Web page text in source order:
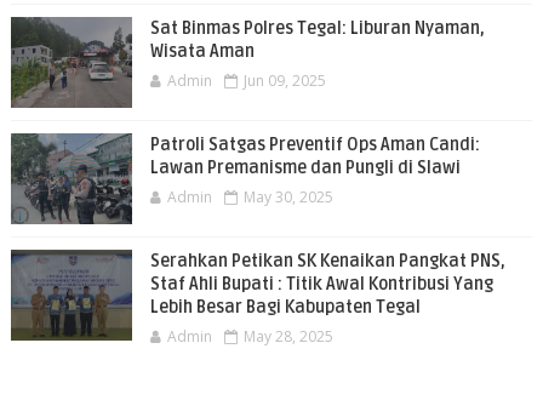
Sat Binmas Polres Tegal: Liburan Nyaman,
Wisata Aman
Admin
Jun 09, 2025
Patroli Satgas Preventif Ops Aman Candi:
Lawan Premanisme dan Pungli di Slawi
Admin
May 30, 2025
Serahkan Petikan SK Kenaikan Pangkat PNS,
Staf Ahli Bupati : Titik Awal Kontribusi Yang
Lebih Besar Bagi Kabupaten Tegal
Admin
May 28, 2025